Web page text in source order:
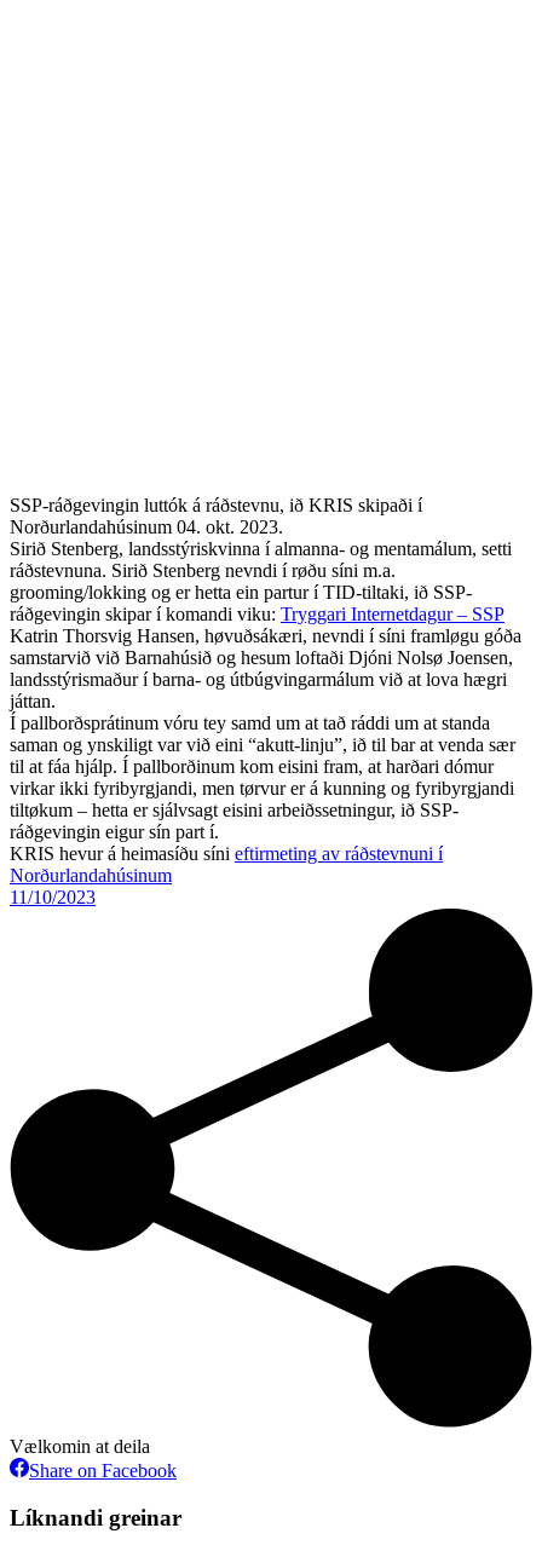
SSP-ráðgevingin luttók á ráðstevnu, ið KRIS skipaði í
Norðurlandahúsinum 04. okt. 2023.
Sirið Stenberg, landsstýriskvinna í almanna- og mentamálum, setti
ráðstevnuna. Sirið Stenberg nevndi í røðu síni m.a.
grooming/lokking og er hetta ein partur í TID-tiltaki, ið SSP-
ráðgevingin skipar í komandi viku: Tryggari Internetdagur – SSP
Katrin Thorsvig Hansen, høvuðsákæri, nevndi í síni framløgu góða
samstarvið við Barnahúsið og hesum loftaði Djóni Nolsø Joensen,
landsstýrismaður í barna- og útbúgvingarmálum við at lova hægri
játtan.
Í pallborðsprátinum vóru tey samd um at tað ráddi um at standa
saman og ynskiligt var við eini “akutt-linju”, ið til bar at venda sær
til at fáa hjálp. Í pallborðinum kom eisini fram, at harðari dómur
virkar ikki fyribyrgjandi, men tørvur er á kunning og fyribyrgjandi
tiltøkum – hetta er sjálvsagt eisini arbeiðssetningur, ið SSP-
ráðgevingin eigur sín part í.
KRIS hevur á heimasíðu síni eftirmeting av ráðstevnuni í
Norðurlandahúsinum
11/10/2023
Vælkomin at deila
Share on FacebookShare
Facebook
Líknandi greinar